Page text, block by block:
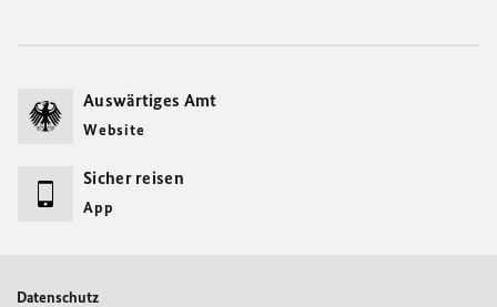
Auswärtiges Amt
Website
Sicher reisen
App
Datenschutz